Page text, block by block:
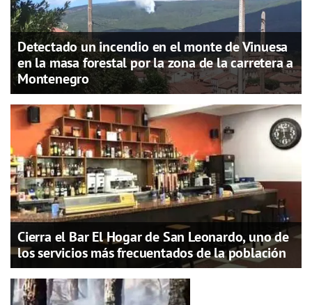
Detectado un incendio en el monte de Vinuesa
en la masa forestal por la zona de la carretera a
Montenegro
Cierra el Bar El Hogar de San Leonardo, uno de
los servicios más frecuentados de la población